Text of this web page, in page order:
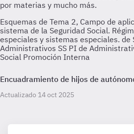
Esquemas de Tema 2, Campo de
sistema de la Seguridad Social.
especiales y sistemas especiales. de
Administrativos SS PI de
Social Promoción Interna
Encuadramiento de hijos de
Actualizado 14 oct 2025